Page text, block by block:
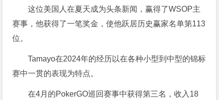
这位美国人在夏天成为头条新闻，赢得了WSOP主
赛事，他获得了一笔奖金，使他跃居历史赢家名单第113
位。
Tamayo在2024年的经历以在各种小型到中型的锦标
赛中一贯的表现为特点。
在4月的PokerGO巡回赛事中获得第三名，收入18